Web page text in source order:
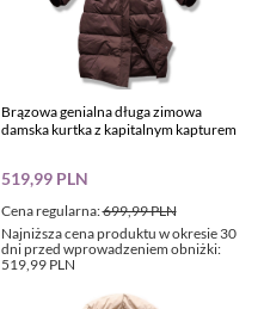
Brązowa genialna długa zimowa
damska kurtka z kapitalnym kapturem
Cena regularna:699,99 PLN
519,99 PLN
Najniższa cena produktu w okresie 30
dni przed wprowadzeniem obniżki:
519,99 PLN